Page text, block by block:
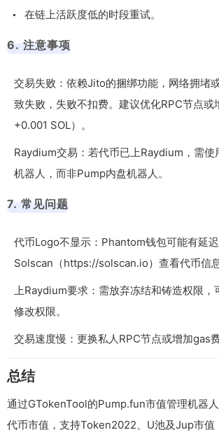
在链上活跃度低的时段重试。
6. 注意事项
交易失败：依赖Jito的捆绑功能，网络拥堵
致失败，失败不扣费。建议优化RPC节点或
+0.001 SOL）。
Raydium交易：若代币已上Raydium，需
机器人，而非Pump内盘机器人。
7. 常见问题
代币Logo不显示：Phantom钱包可能有延
Solscan（https://solscan.io）查看代币信息
上Raydium要求：需放弃冻结和铸造权限，
修改权限。
交易速度慢：更换私人RPC节点或增加gas费
总结
通过GTokenTool的Pump.fun市值管理机器
代币市值，支持Token2022、U池及Jup市值